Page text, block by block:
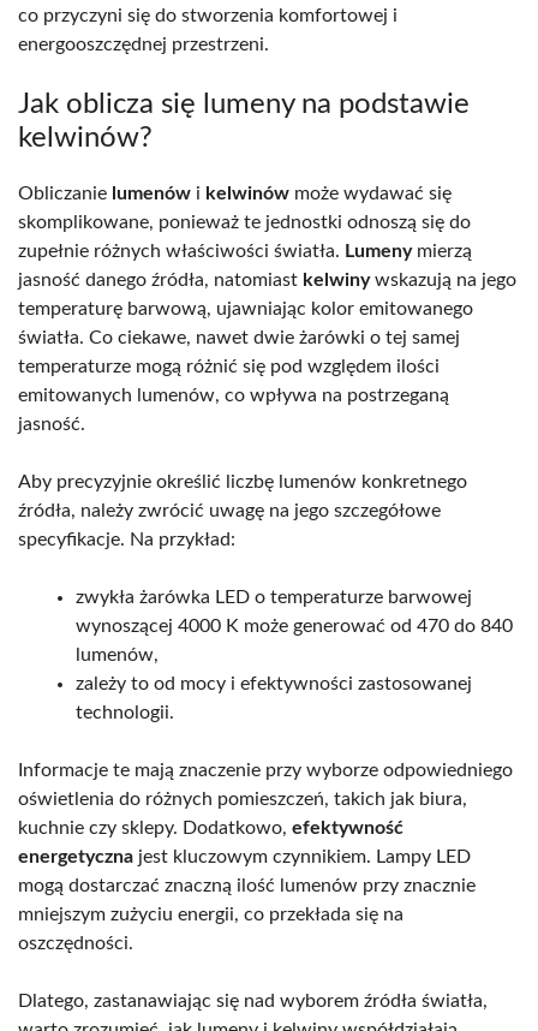
co przyczyni się do stworzenia komfortowej i
energooszczędnej przestrzeni.
Jak oblicza się lumeny na podstawie
kelwinów?
Obliczanie lumenów i kelwinów może wydawać się
skomplikowane, ponieważ te jednostki odnoszą się do
zupełnie różnych właściwości światła. Lumenymierzą
jasność danego źródła, natomiast kelwinywskazują na jego
temperaturę barwową, ujawniając kolor emitowanego
światła. Co ciekawe, nawet dwie żarówki o tej samej
temperaturze mogą różnić się pod względem ilości
emitowanych lumenów, co wpływa na postrzeganą
jasność.
Aby precyzyjnie określić liczbę lumenów konkretnego
źródła, należy zwrócić uwagę na jego szczegółowe
specyfikacje. Na przykład:
zwykła żarówka LED o temperaturze barwowej
wynoszącej 4000 K może generować od 470 do 840
lumenów,
zależy to od mocy i efektywności zastosowanej
technologii.
Informacje te mają znaczenie przy wyborze odpowiedniego
oświetlenia do różnych pomieszczeń, takich jak biura,
kuchnie czy sklepy. Dodatkowo, efektywność
energetyczna jest kluczowym czynnikiem. Lampy LED
mogą dostarczać znaczną ilość lumenów przy znacznie
mniejszym zużyciu energii, co przekłada się na
oszczędności.
Dlatego, zastanawiając się nad wyborem źródła światła,